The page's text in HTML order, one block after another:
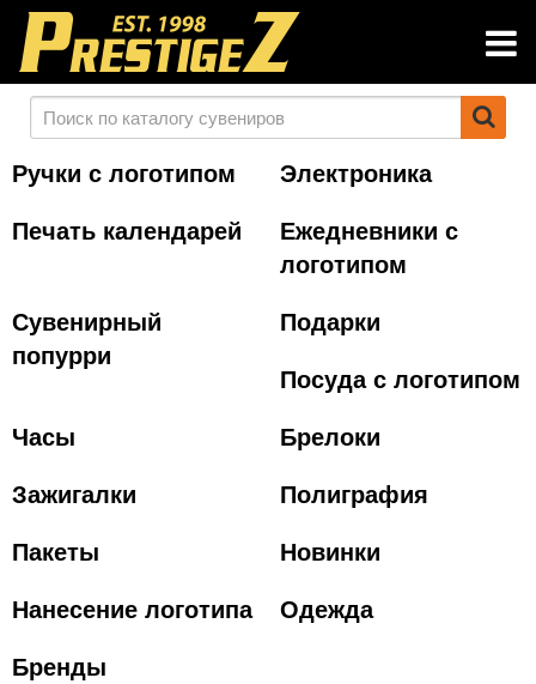
Ручки с логотипом
Электроника
Печать календарей
Ежедневники с
логотипом
Сувенирный
попурри
Подарки
Посуда с логотипом
Часы
Брелоки
Зажигалки
Полиграфия
Пакеты
Новинки
Нанесение логотипа
Одежда
Бренды